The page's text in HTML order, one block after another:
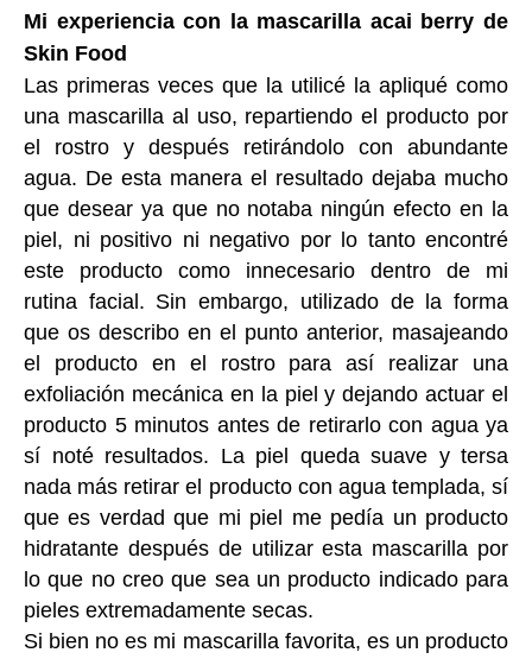
Mi experiencia con la mascarilla acai berry de
Skin Food
Las primeras veces que la utilicé la apliqué como
una mascarilla al uso, repartiendo el producto por
el rostro y después retirándolo con abundante
agua. De esta manera el resultado dejaba mucho
que desear ya que no notaba ningún efecto en la
piel, ni positivo ni negativo por lo tanto encontré
este producto como innecesario dentro de mi
rutina facial. Sin embargo, utilizado de la forma
que os describo en el punto anterior, masajeando
el producto en el rostro para así realizar una
exfoliación mecánica en la piel y dejando actuar el
producto 5 minutos antes de retirarlo con agua ya
sí noté resultados. La piel queda suave y tersa
nada más retirar el producto con agua templada, sí
que es verdad que mi piel me pedía un producto
hidratante después de utilizar esta mascarilla por
lo que no creo que sea un producto indicado para
pieles extremadamente secas.
Si bien no es mi mascarilla favorita, es un producto